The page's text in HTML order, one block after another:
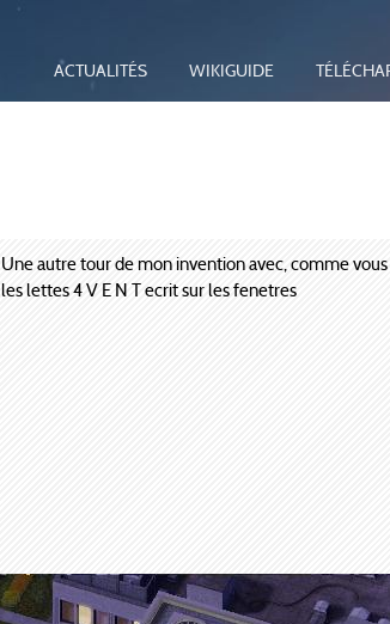
ACTUALITÉS WIKIGUIDE
Une autre tour de mon invention avec, comme
les lettes 4 V E N T ecrit sur les fenetres